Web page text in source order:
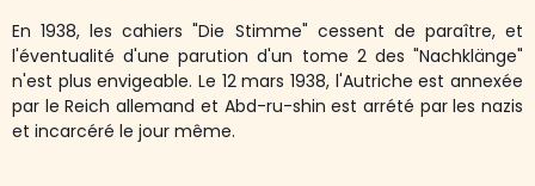
En 1938, les cahiers "Die Stimme" cessent de paraître, et
l'éventualité d'une parution d'un tome 2 des "Nachklänge"
n'est plus envigeable. Le 12 mars 1938, l'Autriche est annexée
par le Reich allemand et Abd-ru-shin est arrété par les nazis
et incarcéré le jour même.